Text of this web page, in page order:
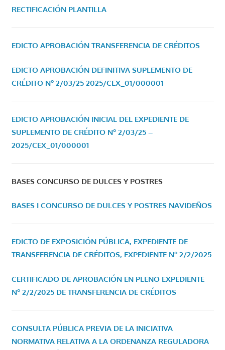
RECTIFICACIÓN PLANTILLA
EDICTO APROBACIÓN TRANSFERENCIA DE CRÉDITOS
EDICTO APROBACIÓN DEFINITIVA SUPLEMENTO DE
CRÉDITO Nº 2/03/25 2025/CEX_01/000001
EDICTO APROBACIÓN INICIAL DEL EXPEDIENTE DE
SUPLEMENTO DE CRÉDITO Nº 2/03/25 –
2025/CEX_01/000001
BASES CONCURSO DE DULCES Y POSTRES
BASES I CONCURSO DE DULCES Y POSTRES NAVIDEÑOS
EDICTO DE EXPOSICIÓN PÚBLICA, EXPEDIENTE DE
TRANSFERENCIA DE CRÉDITOS, EXPEDIENTE Nº 2/2/2025
CERTIFICADO DE APROBACIÓN EN PLENO EXPEDIENTE
Nº 2/2/2025 DE TRANSFERENCIA DE CRÉDITOS
CONSULTA PÚBLICA PREVIA DE LA INICIATIVA
NORMATIVA RELATIVA A LA ORDENANZA REGULADORA